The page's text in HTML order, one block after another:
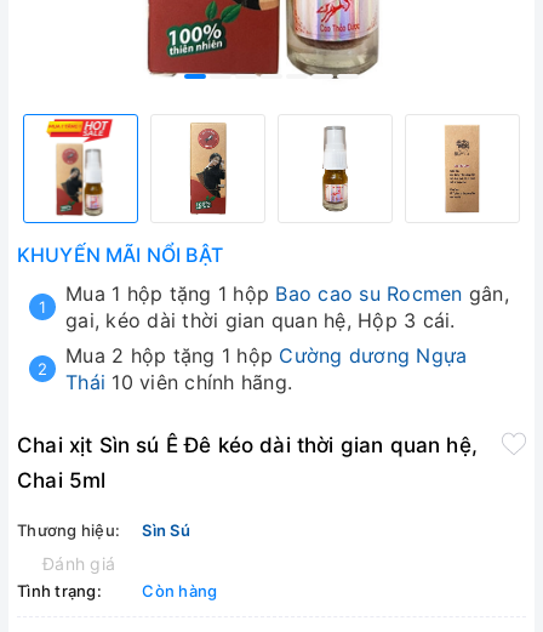
KHUYẾN MÃI NỔI BẬT
Mua 1 hộp tặng 1 hộp Bao cao su Rocmen gân,
gai, kéo dài thời gian quan hệ, Hộp 3 cái.
Mua 2 hộp tặng 1 hộp Cường dương Ngựa
Thái 10 viên chính hãng.
Chai xịt Sìn sú Ê Đê kéo dài thời gian quan hệ,
Chai 5ml
Thương hiệu: Sìn Sú
Đánh giá
Tình trạng: Còn hàng